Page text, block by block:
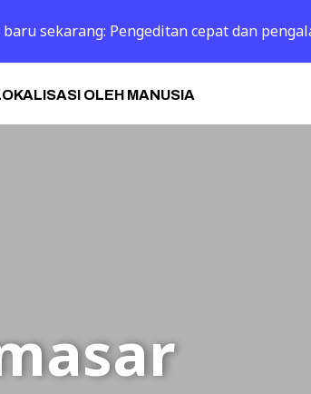
OLEH MANUSIA
sekarang: Pengeditan cepat dan